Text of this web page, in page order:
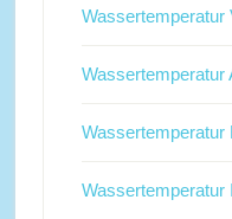
Wassertemperatur
Wassertemperatur
Wassertemperatur
Wassertemperatur